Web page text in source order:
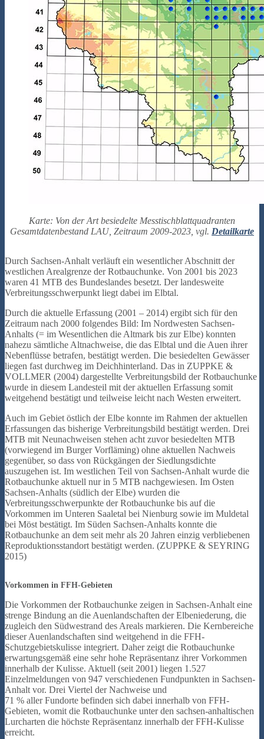
Karte: Von der Art besiedelte Messtischblattquadranten
Gesamtdatenbestand LAU, Zeitraum 2009-2023, vgl. Detailkarte
Durch Sachsen-Anhalt verläuft ein wesentlicher Abschnitt der
westlichen Arealgrenze der Rotbauchunke. Von 2001 bis 2023
waren 41 MTB des Bundeslandes besetzt. Der landesweite
Verbreitungsschwerpunkt liegt dabei im Elbtal.
Durch die aktuelle Erfassung (2001 – 2014) ergibt sich für den
Zeitraum nach 2000 folgendes Bild: Im Nordwesten Sachsen-
Anhalts (= im Wesentlichen die Altmark bis zur Elbe) konnten
nahezu sämtliche Altnachweise, die das Elbtal und die Auen ihrer
Nebenflüsse betrafen, bestätigt werden. Die besiedelten Gewässer
liegen fast durchweg im Deichhinterland. Das in ZUPPKE &
VOLLMER (2004) dargestellte Verbreitungsbild der Rotbauchunke
wurde in diesem Landesteil mit der aktuellen Erfassung somit
weitgehend bestätigt und teilweise leicht nach Westen erweitert.
Auch im Gebiet östlich der Elbe konnte im Rahmen der aktuellen
Erfassungen das bisherige Verbreitungsbild bestätigt werden. Drei
MTB mit Neunachweisen stehen acht zuvor besiedelten MTB
(vorwiegend im Burger Vorfläming) ohne aktuellen Nachweis
gegenüber, so dass von Rückgängen der Siedlungsdichte
auszugehen ist. Im westlichen Teil von Sachsen-Anhalt wurde die
Rotbauchunke aktuell nur in 5 MTB nachgewiesen. Im Osten
Sachsen-Anhalts (südlich der Elbe) wurden die
Verbreitungsschwerpunkte der Rotbauchunke bis auf die
Vorkommen im Unteren Saaletal bei Nienburg sowie im Muldetal
bei Möst bestätigt. Im Süden Sachsen-Anhalts konnte die
Rotbauchunke an dem seit mehr als 20 Jahren einzig verbliebenen
Reproduktionsstandort bestätigt werden. (ZUPPKE & SEYRING
2015)
Vorkommen in FFH-Gebieten
Die Vorkommen der Rotbauchunke zeigen in Sachsen-Anhalt eine
strenge Bindung an die Auenlandschaften der Elbeniederung, die
zugleich den Südwestrand des Areals markieren. Die Kernbereiche
dieser Auenlandschaften sind weitgehend in die FFH-
Schutzgebietskulisse integriert. Daher zeigt die Rotbauchunke
erwartungsgemäß eine sehr hohe Repräsentanz ihrer Vorkommen
innerhalb der Kulisse. Aktuell (seit 2001) liegen 1.527
Einzelmeldungen von 947 verschiedenen Fundpunkten in Sachsen-
Anhalt vor. Drei Viertel der Nachweise und
71 % aller Fundorte befinden sich dabei innerhalb von FFH-
Gebieten, womit die Rotbauchunke unter den sachsen-anhaltischen
Lurcharten die höchste Repräsentanz innerhalb der FFH-Kulisse
erreicht.